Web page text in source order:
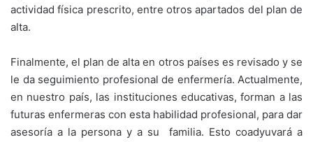
actividad física prescrito, entre otros apartados del plan de
alta.
Finalmente, el plan de alta en otros países es revisado y se
le da seguimiento profesional de enfermería. Actualmente,
en nuestro país, las instituciones educativas, forman a las
futuras enfermeras con esta habilidad profesional, para dar
asesoría a la persona y a su familia. Esto coadyuvará a